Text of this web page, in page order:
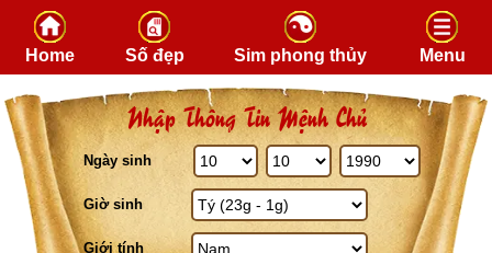
Skip to content
Home Số đẹp Sim phong thủy Menu
Nhập Thông Tin Mệnh Chủ
Ngày sinh
Giờ sinh
Giới tính